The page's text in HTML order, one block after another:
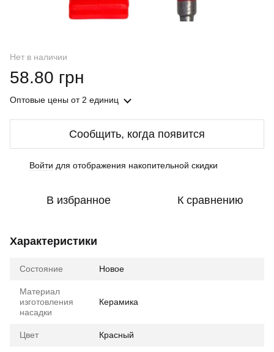
Нет в наличии
58.80 грн
Оптовые цены от 2 единиц
Сообщить, когда появится
Войти для отображения накопительной скидки
В избранное К сравнению
Характеристики
Состояние Новое
Материал
изготовления
насадки
Керамика
Цвет Красный